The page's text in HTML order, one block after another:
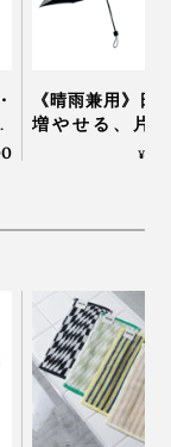
しまうポリエチ
硬くなり、ゆる
「柔らかさ」と
頭が痛くなるほ
《晴雨兼用》日
増やせる、片
19cmの変形
¥